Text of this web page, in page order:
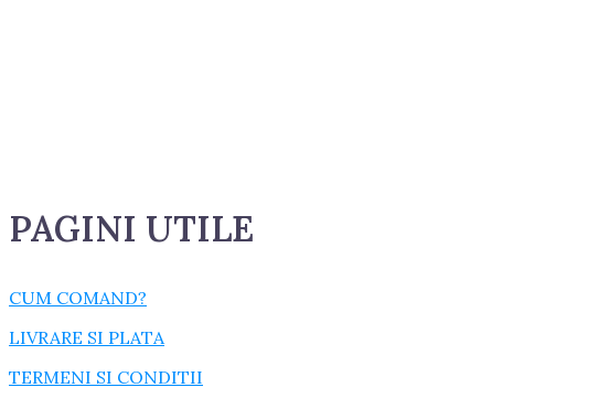
PAGINI UTILE
CUM COMAND?
LIVRARE SI PLATA
TERMENI SI CONDITII